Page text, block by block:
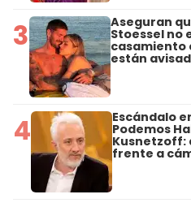
3 Aseguran
Stoessel no
casamiento
están
4 Escándalo
Podemos
Kusnetzoff:
frente a